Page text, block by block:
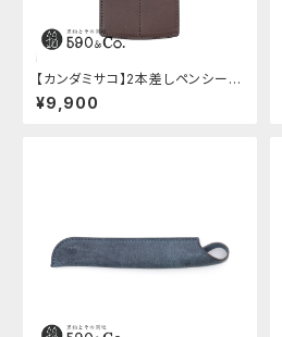
【カンダミサコ】2本差しペンシー
ス・ミネルバボックス (カスターニ
ョ)
¥9,900